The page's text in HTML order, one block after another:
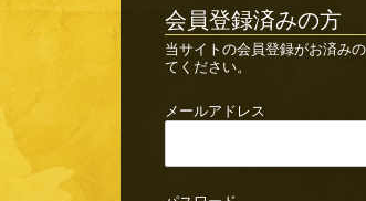
会員登録済みの方
当サイトの会員登録がお済み
てください。
メールアドレス